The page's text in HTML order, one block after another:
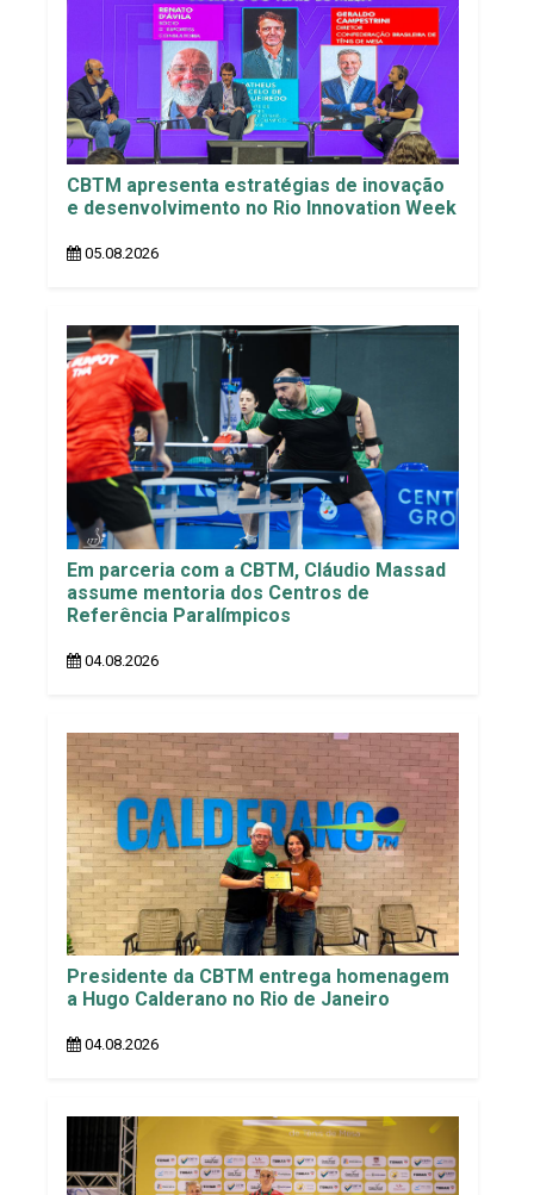
CBTM apresenta estratégias de inovação
e desenvolvimento no Rio Innovation Week
05.08.2026
Em parceria com a CBTM, Cláudio Massad
assume mentoria dos Centros de
Referência Paralímpicos
04.08.2026
Presidente da CBTM entrega homenagem
a Hugo Calderano no Rio de Janeiro
04.08.2026